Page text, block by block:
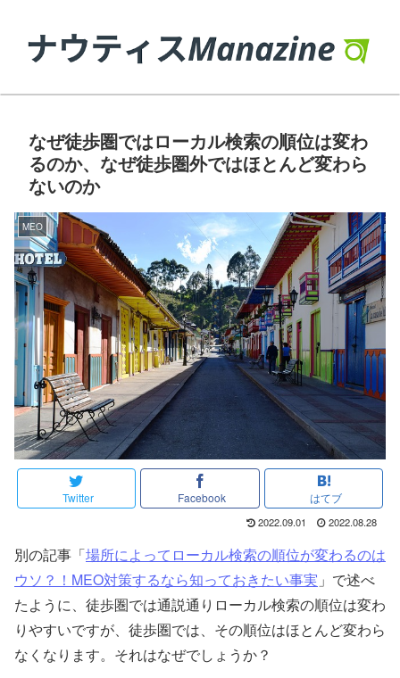
なぜ徒歩圏ではローカル検索の順位は変わ
るのか、なぜ徒歩圏外ではほとんど変わら
ないのか
MEO
Twitter Facebook はてブ
2022.09.01 2022.08.28
別の記事「場所によってローカル検索の順位が変わるのは
ウソ？！MEO対策するなら知っておきたい事実 」で述べ
たように、徒歩圏では通説通りローカル検索の順位は変わ
りやすいですが、徒歩圏では、その順位はほとんど変わら
なくなります。それはなぜでしょうか？